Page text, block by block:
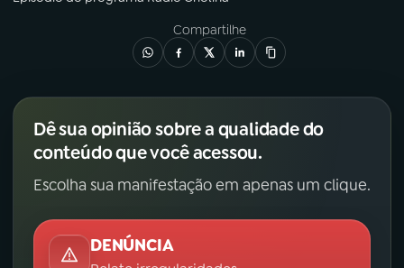
Compartilhe
Dê sua opinião sobre a qualidade do
conteúdo que você acessou.
Escolha sua manifestação em apenas um clique.
DENÚNCIA